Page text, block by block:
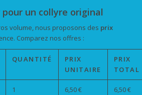
pour un collyre original
volume, nous proposons des prix
Comparez nos offres :
QUANTITÉ
PRIX
UNITAIRE
PRIX
TOTAL
1 6,50 € 6,50 €